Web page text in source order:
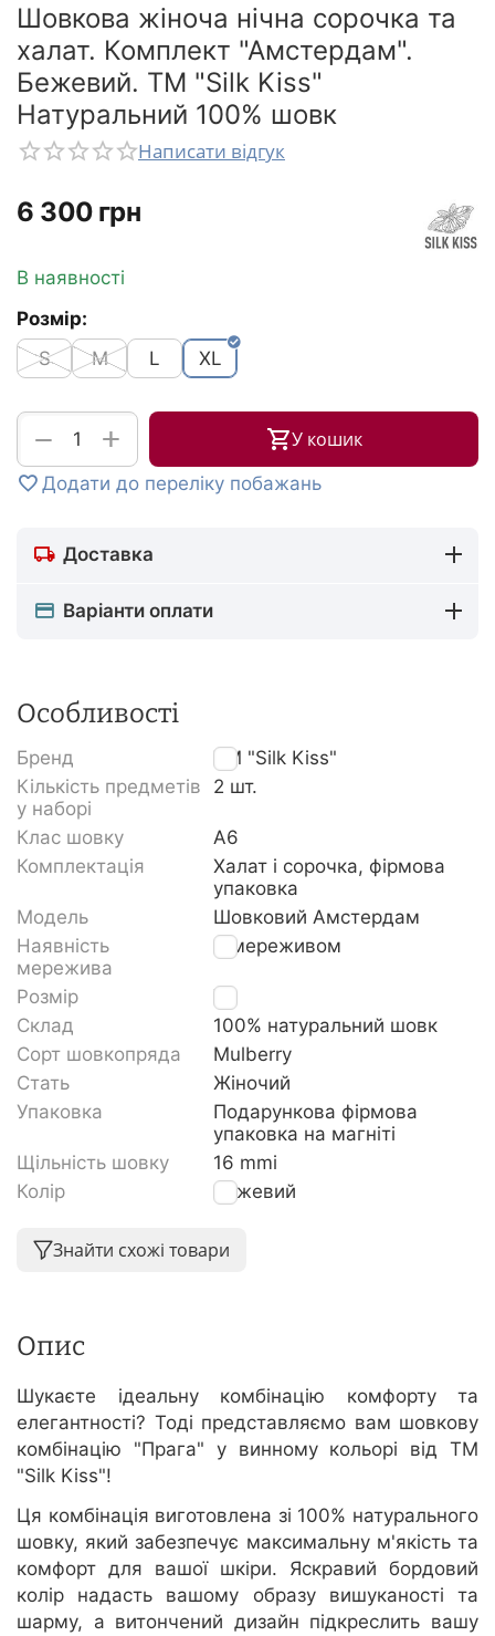
Шовкова жіноча нічна сорочка та
халат. Комплект "Амстердам".
Бежевий. TM "Silk Kiss"
Натуральний 100% шовк
Написати відгук
‍6 300‍ грн
В наявності
Розмір:
S
M L XL
+
− У кошик
Додати до переліку побажань
Доставка
Варіанти оплати
Особливості
Бренд
TM "Silk Kiss"
Кількість предметів
у наборі
2 шт.
Клас шовку
A6
Комплектація
Халат і сорочка, фірмова
упаковка
Модель
Шовковий Амстердам
Наявність
мережива
З мереживом
Розмір
XL
Склад
100% натуральний шовк
Сорт шовкопряда
Mulberry
Стать
Жіночий
Упаковка
Подарункова фірмова
упаковка на магніті
Щільність шовку
16 mmi
Колір
Бежевий
Знайти схожі товари
Опис
Шукаєте ідеальну комбінацію комфорту та
елегантності? Тоді представляємо вам шовкову
комбінацію "Прага" у винному кольорі від ТМ
"Silk Kiss"!
Ця комбінація виготовлена зі 100% натурального
шовку, який забезпечує максимальну м'якість та
комфорт для вашої шкіри. Яскравий бордовий
колір надасть вашому образу вишуканості та
шарму, а витончений дизайн підкреслить вашу